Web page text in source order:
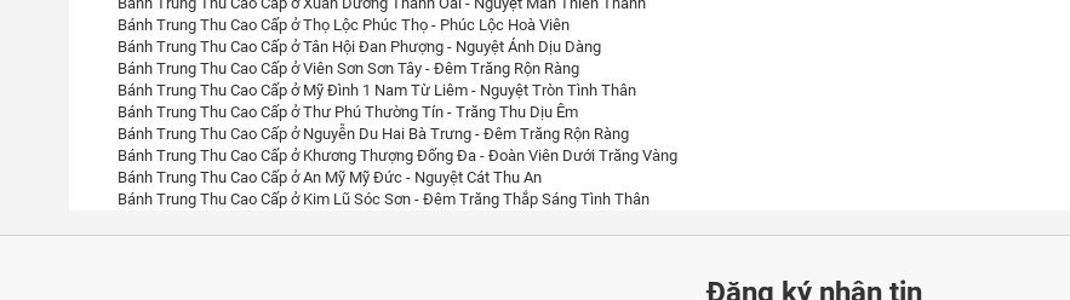
Bánh Trung Thu Cao Cấp ở Thọ Lộc Phúc Thọ - Phúc Lộc Hoà Viên
Bánh Trung Thu Cao Cấp ở Tân Hội Đan Phượng - Nguyệt Ánh Dịu Dàng
Bánh Trung Thu Cao Cấp ở Viên Sơn Sơn Tây - Đêm Trăng Rộn Ràng
Bánh Trung Thu Cao Cấp ở Mỹ Đình 1 Nam Từ Liêm - Nguyệt Tròn Tình Thân
Bánh Trung Thu Cao Cấp ở Thư Phú Thường Tín - Trăng Thu Dịu Êm
Bánh Trung Thu Cao Cấp ở Nguyễn Du Hai Bà Trưng - Đêm Trăng Rộn Ràng
Bánh Trung Thu Cao Cấp ở Khương Thượng Đống Đa - Đoàn Viên Dưới Trăng Vàng
Bánh Trung Thu Cao Cấp ở An Mỹ Mỹ Đức - Nguyệt Cát Thu An
Bánh Trung Thu Cao Cấp ở Kim Lũ Sóc Sơn - Đêm Trăng Thắp Sáng Tình Thân
Đăng ký nhận tin